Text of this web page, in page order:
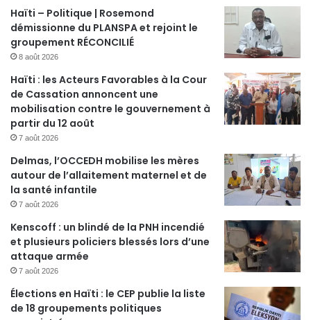
Haïti – Politique | Rosemond
démissionne du PLANSPA et rejoint le
groupement RÉCONCILIÉ
8 août 2026
Haïti : les Acteurs Favorables à la Cour
de Cassation annoncent une
mobilisation contre le gouvernement à
partir du 12 août
7 août 2026
Delmas, l’OCCEDH mobilise les mères
autour de l’allaitement maternel et de
la santé infantile
7 août 2026
Kenscoff : un blindé de la PNH incendié
et plusieurs policiers blessés lors d’une
attaque armée
7 août 2026
Élections en Haïti : le CEP publie la liste
de 18 groupements politiques